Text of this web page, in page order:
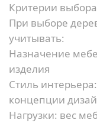
Критерии выбора
При выборе
учитывать:
Назначение
изделия
Стиль интерьера:
концепции
Нагрузки: вес